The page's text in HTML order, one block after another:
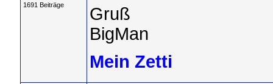
1691 Beiträge
Gruß
BigMan
Mein Zetti